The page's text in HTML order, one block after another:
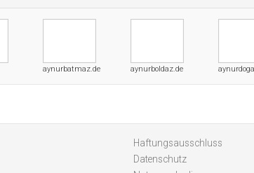
aynurbatmaz.de aynurboldaz.de
Haftungsausschluss
Datenschutz